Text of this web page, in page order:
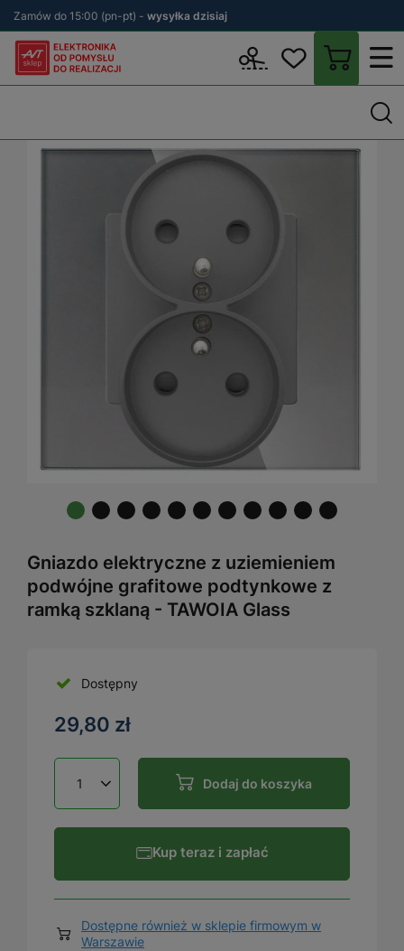
Zamów do 15:00 (pn-pt) - wysyłka dzisiaj
Osprzęt elektryczny i
Gniazdo elektryczne z uziemieniem
podwójne grafitowe podtynkowe z
ramką szklaną - TAWOIA Glass
Dostępny
29,80 zł
Dodaj do koszyka
Kup teraz i zapłać
Dostępne również w sklepie firmowym w
Warszawie